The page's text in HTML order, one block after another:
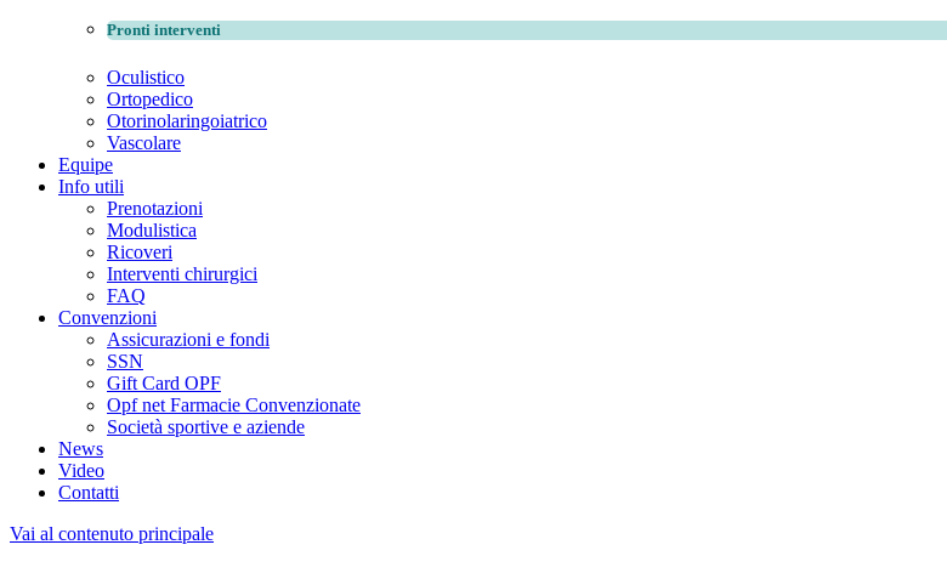
Pronti interventi
Oculistico
Ortopedico
Otorinolaringoiatrico
Vascolare
Equipe
Info utili
Prenotazioni
Modulistica
Ricoveri
Interventi chirurgici
FAQ
Convenzioni
Assicurazioni e fondi
SSN
Gift Card OPF
Opf net Farmacie Convenzionate
Società sportive e aziende
News
Video
Contatti
Vai al contenuto principale